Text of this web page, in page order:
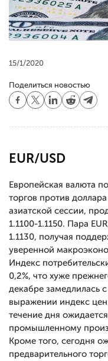
15/1/2020
Поделиться новостью
EUR/USD
Европейская валюта
торгов против
азиатской сессии,
1.1100-1.1150. Пара
1.1130, получая
уверенной
Индекс
0,2%, что хуже
декабре замедлилась
выражении индекс
течение дня
промышленному
Кроме того, сегодня
предварительного